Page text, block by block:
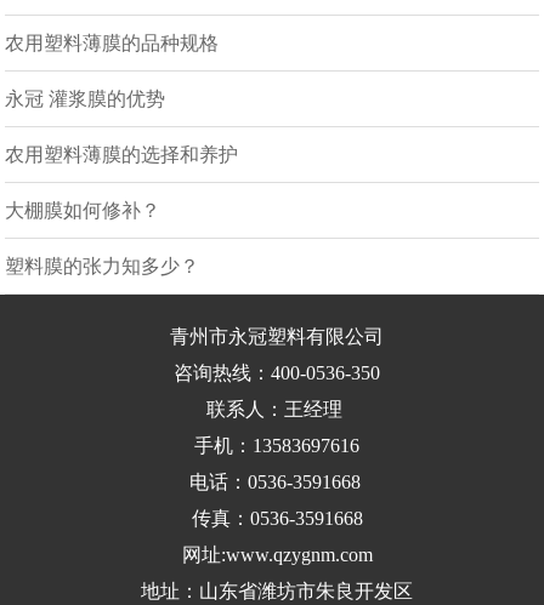
农用塑料薄膜的品种规格
永冠 灌浆膜的优势
农用塑料薄膜的选择和养护
大棚膜如何修补？
塑料膜的张力知多少？
青州市永冠塑料有限公司
咨询热线：400-0536-350
联系人：王经理
手机：13583697616
电话：0536-3591668
传真：0536-3591668
网址:www.qzygnm.com
地址：山东省潍坊市朱良开发区